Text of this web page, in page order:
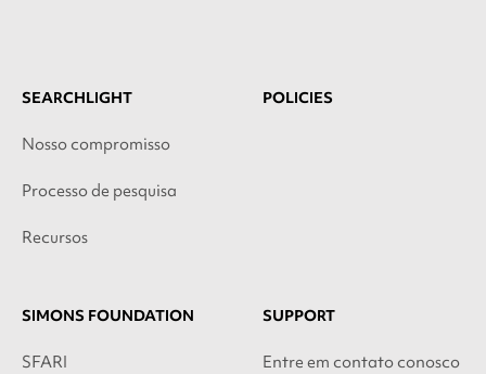
SEARCHLIGHT
Nosso compromisso
Processo de pesquisa
Recursos
POLICIES
SIMONS FOUNDATION
SFARI
SUPPORT
Entre em contato conosco